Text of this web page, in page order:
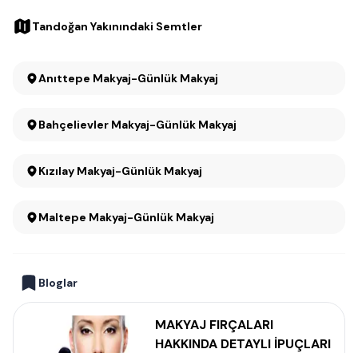
Tandoğan Yakınındaki Semtler
Anıttepe Makyaj-Günlük Makyaj
Bahçelievler Makyaj-Günlük Makyaj
Kızılay Makyaj-Günlük Makyaj
Maltepe Makyaj-Günlük Makyaj
Bloglar
MAKYAJ FIRÇALARI
HAKKINDA DETAYLI İPUÇLARI